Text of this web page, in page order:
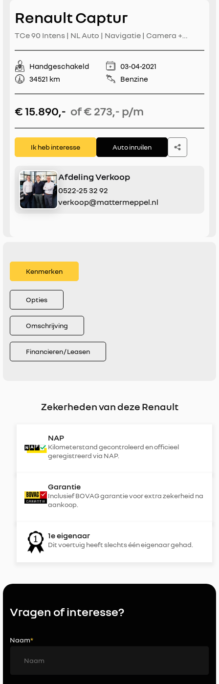
Renault Captur
TCe 90 Intens | NL Auto | Navigatie | Camera +
| Keyless | Lichtmetaal | Two-Tone | Apple
CarPlay/Android Auto
Handgeschakeld
03-04-2021
34521 km
Benzine
€ 15.890,- of € 273,- p/m
Ik heb interesse Auto inruilen
Afdeling Verkoop
0522-25 32 92
verkoop@mattermeppel.nl
Kenmerken
Opties
Omschrijving
Financieren / Leasen
Zekerheden van deze Renault
NAP
Kilometerstand gecontroleerd en officieel
geregistreerd via NAP.
Garantie
Inclusief BOVAG garantie voor extra zekerheid na
aankoop.
1e eigenaar
Dit voertuig heeft slechts één eigenaar gehad.
Vragen of interesse?
Naam*